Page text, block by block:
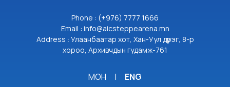
Phone : (+976) 7777 1666
Email : info@aicsteppearena.mn
Address : Улаанбаатар хот, Хан-Уул дүүрэг, 8-р
хороо, Архивчдын гудамж-761
МОН | ENG